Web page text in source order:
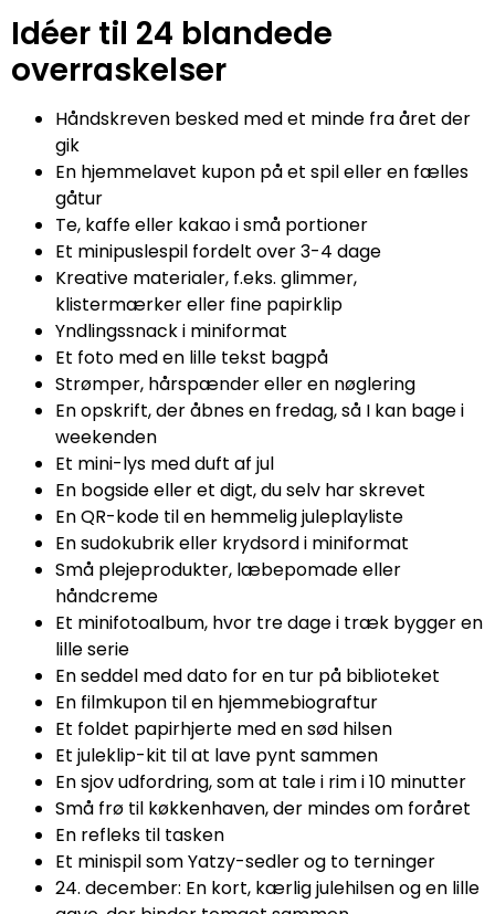
Idéer til 24 blandede
overraskelser
Håndskreven besked med et minde fra året der
gik
En hjemmelavet kupon på et spil eller en fælles
gåtur
Te, kaffe eller kakao i små portioner
Et minipuslespil fordelt over 3-4 dage
Kreative materialer, f.eks. glimmer,
klistermærker eller fine papirklip
Yndlingssnack i miniformat
Et foto med en lille tekst bagpå
Strømper, hårspænder eller en nøglering
En opskrift, der åbnes en fredag, så I kan bage i
weekenden
Et mini-lys med duft af jul
En bogside eller et digt, du selv har skrevet
En QR-kode til en hemmelig juleplayliste
En sudokubrik eller krydsord i miniformat
Små plejeprodukter, læbepomade eller
håndcreme
Et minifotoalbum, hvor tre dage i træk bygger en
lille serie
En seddel med dato for en tur på biblioteket
En filmkupon til en hjemmebiograftur
Et foldet papirhjerte med en sød hilsen
Et juleklip-kit til at lave pynt sammen
En sjov udfordring, som at tale i rim i 10 minutter
Små frø til køkkenhaven, der mindes om foråret
En refleks til tasken
Et minispil som Yatzy-sedler og to terninger
24. december: En kort, kærlig julehilsen og en lille